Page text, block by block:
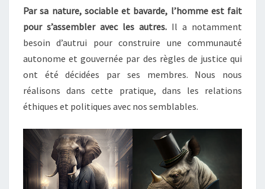
Par sa nature, sociable et bavarde, l’homme est fait
pour s’assembler avec les autres. Il a notamment
besoin d’autrui pour construire une communauté
autonome et gouvernée par des règles de justice qui
ont été décidées par ses membres. Nous nous
réalisons dans cette pratique, dans les relations
éthiques et politiques avec nos semblables.